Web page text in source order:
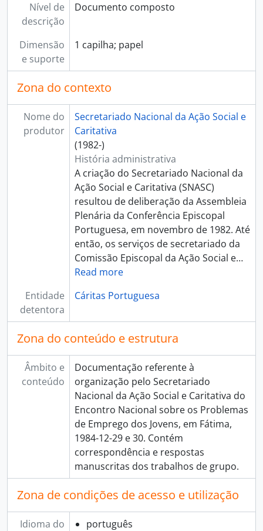
Nível de
descrição
Documento composto
Dimensão
e suporte
1 capilha; papel
Zona do contexto
Nome do
produtor
Secretariado Nacional da Ação Social e
Caritativa
(1982-)
História administrativa
A criação do Secretariado Nacional da
Ação Social e Caritativa (SNASC)
resultou de deliberação da Assembleia
Plenária da Conferência Episcopal
Portuguesa, em novembro de 1982. Até
então, os serviços de secretariado da
Comissão Episcopal da Ação Social e…
Read more
Entidade
detentora
Cáritas Portuguesa
Zona do conteúdo e estrutura
Âmbito e
conteúdo
Documentação referente à
organização pelo Secretariado
Nacional da Ação Social e Caritativa do
Encontro Nacional sobre os Problemas
de Emprego dos Jovens, em Fátima,
1984-12-29 e 30. Contém
correspondência e respostas
manuscritas dos trabalhos de grupo.
Zona de condições de acesso e utilização
Idioma do
português